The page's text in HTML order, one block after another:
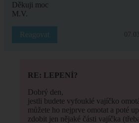
Děkuji moc
M.V.
Reagovat
RE: LEPENÍ?
Dobrý den,
jestli budete vyfouklé vajíčko
můžete ho nejprve omotat a poté
zdobit jen nějaké části vajíčka